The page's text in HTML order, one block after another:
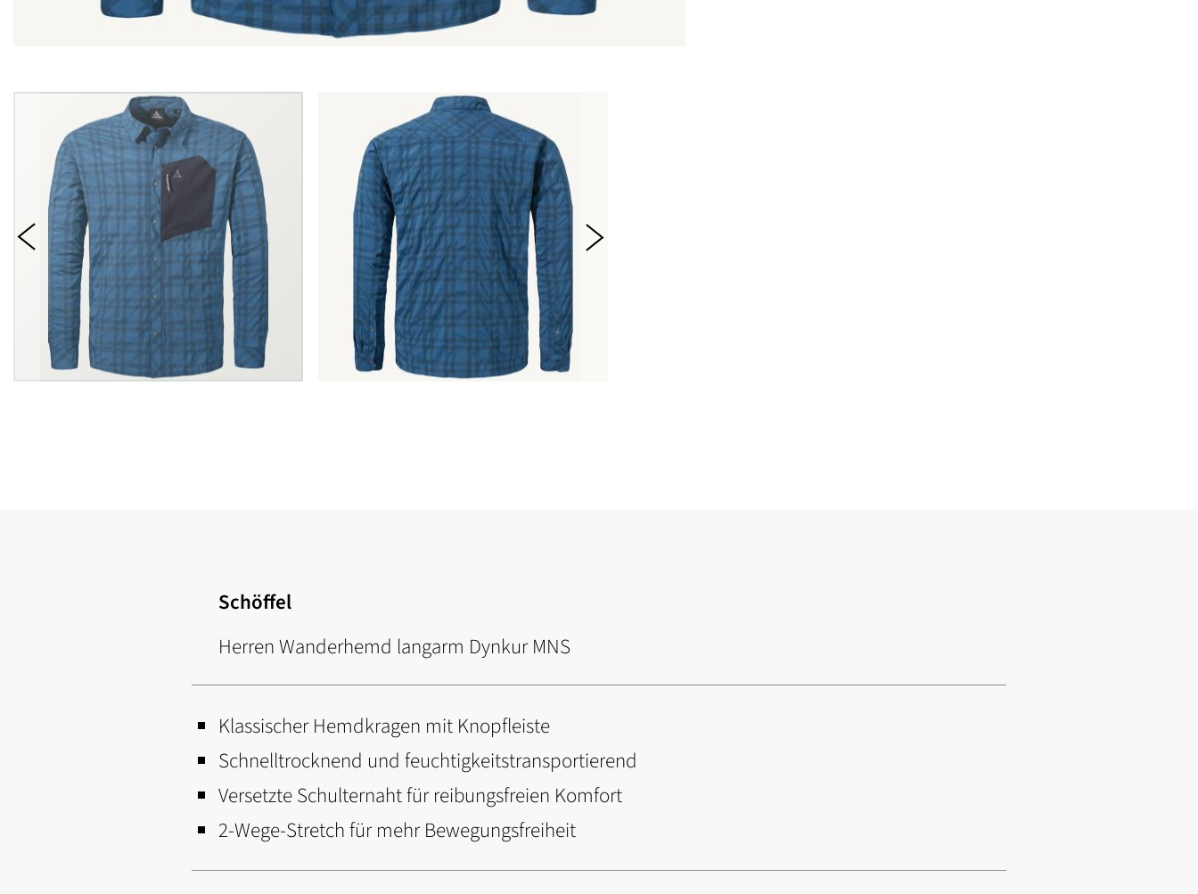
Schöffel
Herren Wanderhemd langarm Dynkur MNS
Klassischer Hemdkragen mit Knopfleiste
Schnelltrocknend und feuchtigkeitstransportierend
Versetzte Schulternaht für reibungsfreien Komfort
2-Wege-Stretch für mehr Bewegungsfreiheit